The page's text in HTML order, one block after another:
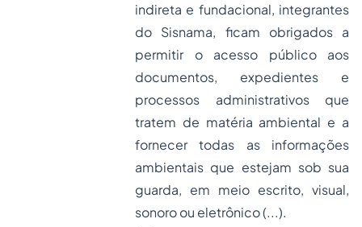
indireta e fundacional, integrantes
do Sisnama, ficam obrigados a
permitir o acesso público aos
documentos, expedientes e
processos administrativos que
tratem de matéria ambiental e a
fornecer todas as informações
ambientais que estejam sob sua
guarda, em meio escrito, visual,
sonoro ou eletrônico (...).